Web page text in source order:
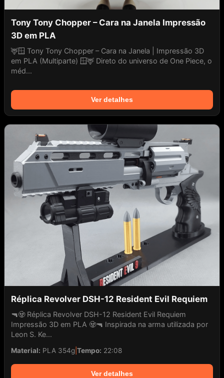
Tony Tony Chopper – Cara na Janela Impressão
3D em PLA
🦌🪟 Tony Tony Chopper – Cara na Janela | Impressão 3D
em PLA (Multiparte) 🪟🦌 Direto do universo de One Piece, o
méd...
Ver detalhes
Réplica Revolver DSH-12 Resident Evil Requiem
🔫🧟 Réplica Revolver DSH-12 Resident Evil Requiem
Impressão 3D em PLA 🧟🔫 Inspirada na arma utilizada por
Leon S. Ke...
Material: PLA 354g| Tempo: 22:08
Ver detalhes